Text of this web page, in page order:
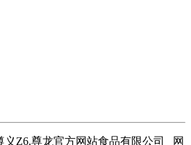
义Z6.尊龙官方网站食品有限公司 网